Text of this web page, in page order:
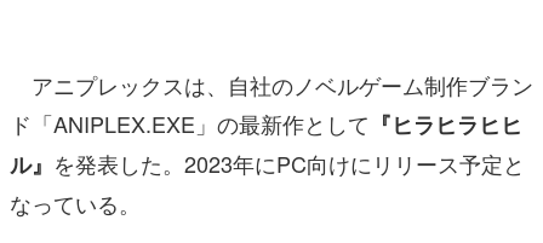
その他
電ファミニコゲーマーとは？
運営：株式会社マレ
アニプレックスは、自社のノベルゲーム制作ブラン
ド「ANIPLEX.EXE」の最新作として 『ヒラヒラヒヒ
ル』 を発表した。2023年にPC向けにリリース予定と
なっている。